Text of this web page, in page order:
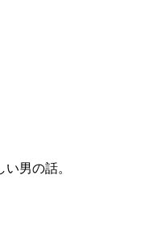
男の話。